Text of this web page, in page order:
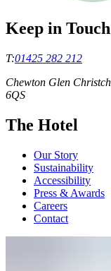
Keep in Touch
T:01425 282 212
Chewton Glen
6QS
The Hotel
Our Story
Sustainability
Accessibility
Press & Awards
Careers
Contact